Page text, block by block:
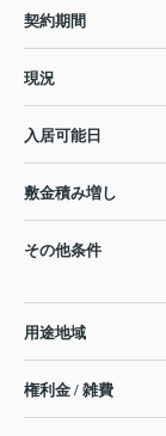
契約期間
現況
入居可能日
敷金積み増し
その他条件
用途地域
権利金 / 雑費